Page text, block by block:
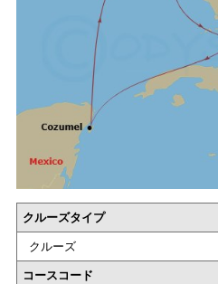
クルーズタイプ
クルーズ
コースコード